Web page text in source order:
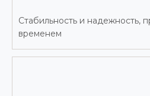
Стабильность и надежность,
временем